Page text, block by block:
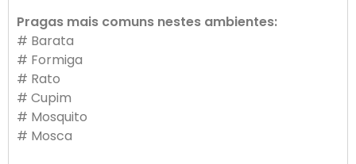
Pragas mais comuns nestes ambientes:
# Barata
# Formiga
# Rato
# Cupim
# Mosquito
# Mosca